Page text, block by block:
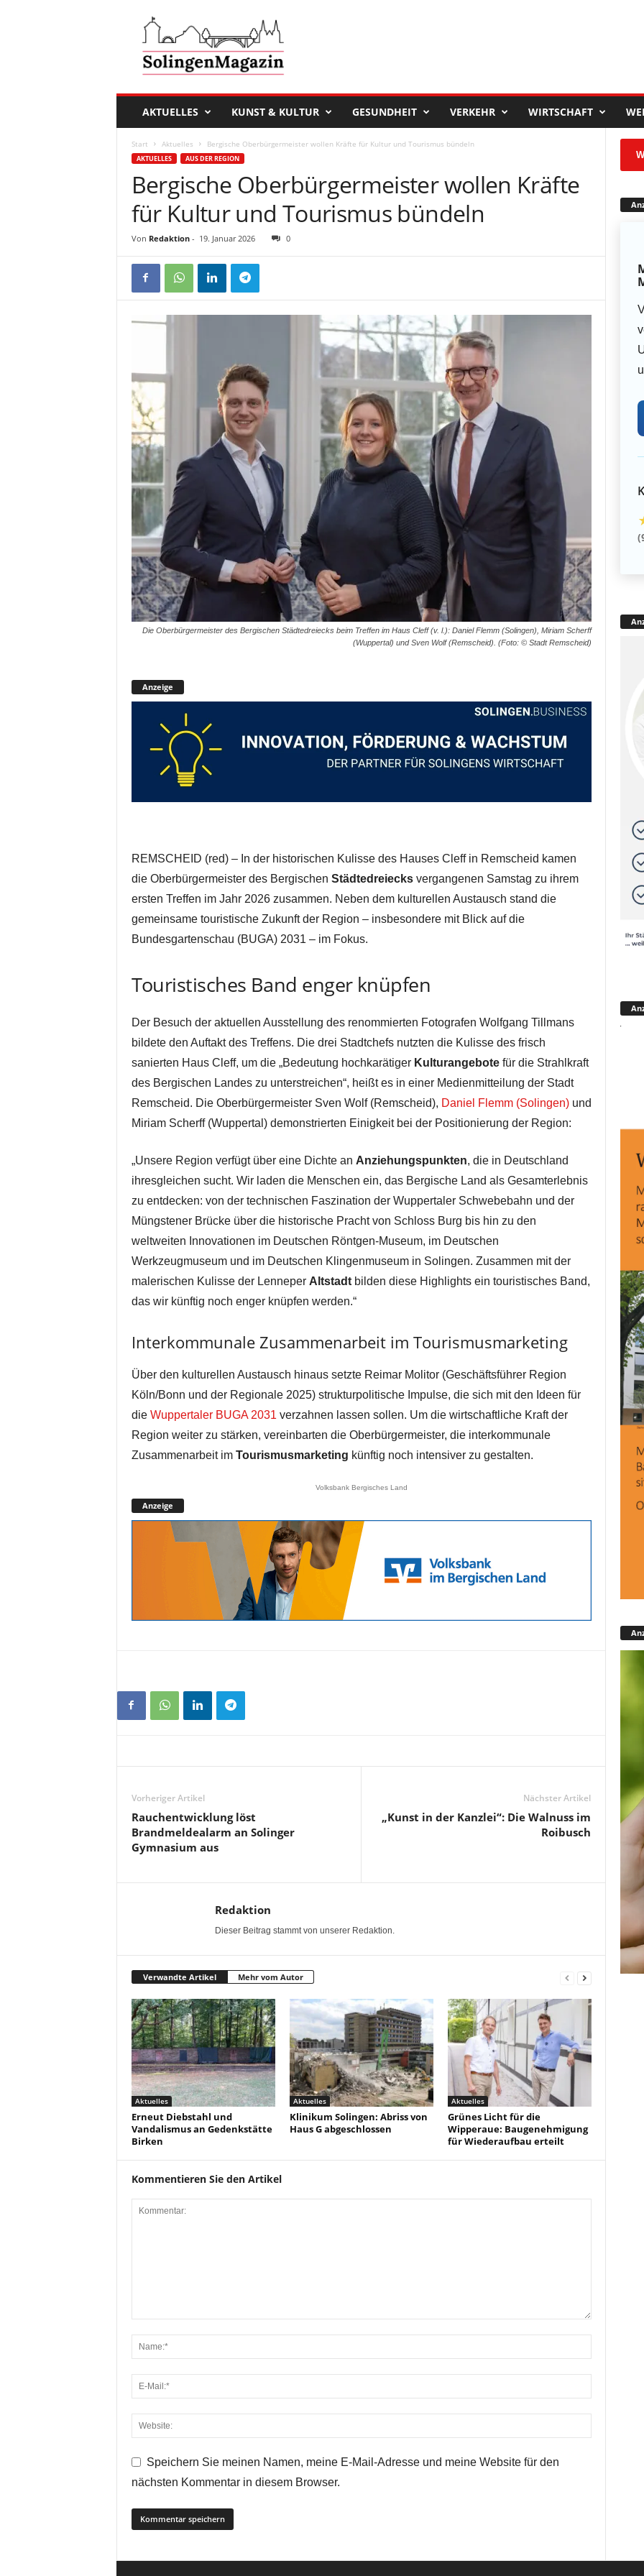
i
AKTUELLES KUNST & KULTUR GESUNDHEIT VERKEHR WIRTSCHAFT
Start Aktuelles Bergische Oberbürgermeister wollen Kräfte für Kultur und Tourismus bündeln
AKTUELLES AUS DER REGION
Bergische Oberbürgermeister wollen Kräfte
für Kultur und Tourismus bündeln
Von Redaktion- 19. Januar 2026 0
Die Oberbürgermeister des Bergischen Städtedreiecks beim Treffen im Haus Cleff (v. l.): Daniel Flemm (Solingen), Miriam Scherff
(Wuppertal) und Sven Wolf (Remscheid). (Foto: © Stadt Remscheid)
Anzeige
REMSCHEID (red) – In der historischen Kulisse des Hauses Cleff in Remscheid kamen
die Oberbürgermeister des Bergischen Städtedreiecksvergangenen Samstag zu ihrem
ersten Treffen im Jahr 2026 zusammen. Neben dem kulturellen Austausch stand die
gemeinsame touristische Zukunft der Region – insbesondere mit Blick auf die
Bundesgartenschau (BUGA) 2031 – im Fokus.
Touristisches Band enger knüpfen
Der Besuch der aktuellen Ausstellung des renommierten Fotografen Wolfgang Tillmans
bildete den Auftakt des Treffens. Die drei Stadtchefs nutzten die Kulisse des frisch
sanierten Haus Cleff, um die „Bedeutung hochkarätiger Kulturangebotefür die Strahlkraft
des Bergischen Landes zu unterstreichen“, heißt es in einer Medienmitteilung der Stadt
Remscheid. Die Oberbürgermeister Sven Wolf (Remscheid), Daniel Flemm (Solingen)und
Miriam Scherff (Wuppertal) demonstrierten Einigkeit bei der Positionierung der Region:
„Unsere Region verfügt über eine Dichte an Anziehungspunkten, die in Deutschland
ihresgleichen sucht. Wir laden die Menschen ein, das Bergische Land als Gesamterlebnis
zu entdecken: von der technischen Faszination der Wuppertaler Schwebebahn und der
Müngstener Brücke über die historische Pracht von Schloss Burg bis hin zu den
weltweiten Innovationen im Deutschen Röntgen-Museum, im Deutschen
Werkzeugmuseum und im Deutschen Klingenmuseum in Solingen. Zusammen mit der
malerischen Kulisse der Lenneper Altstadtbilden diese Highlights ein touristisches Band,
das wir künftig noch enger knüpfen werden.“
Interkommunale Zusammenarbeit im Tourismusmarketing
Über den kulturellen Austausch hinaus setzte Reimar Molitor (Geschäftsführer Region
Köln/Bonn und der Regionale 2025) strukturpolitische Impulse, die sich mit den Ideen für
die Wuppertaler BUGA 2031 verzahnen lassen sollen. Um die wirtschaftliche Kraft der
Region weiter zu stärken, vereinbarten die Oberbürgermeister, die interkommunale
Zusammenarbeit im Tourismusmarketing künftig noch intensiver zu gestalten.
Volksbank Bergisches Land
Anzeige
Vorheriger Artikel
Rauchentwicklung löst
Brandmeldealarm an Solinger
Gymnasium aus
Nächster Artikel
„Kunst in der Kanzlei“: Die Walnuss im
Roibusch
Redaktion
Dieser Beitrag stammt von unserer Redaktion.
Verwandte Artikel Mehr vom Autor
Aktuelles
Erneut Diebstahl und
Vandalismus an Gedenkstätte
Birken
Aktuelles
Klinikum Solingen: Abriss von
Haus G abgeschlossen
Aktuelles
Grünes Licht für die
Wipperaue: Baugenehmigung
für Wiederaufbau erteilt
Kommentieren Sie den Artikel
Speichern Sie meinen Namen, meine E-Mail-Adresse und meine Website für den
nächsten Kommentar in diesem Browser.